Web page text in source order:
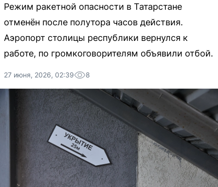
Режим ракетной опасности в Татарстане
отменён после полутора часов действия.
Аэропорт столицы республики вернулся к
работе, по громкоговорителям объявили отбой.
27 июня, 2026, 02:39 8